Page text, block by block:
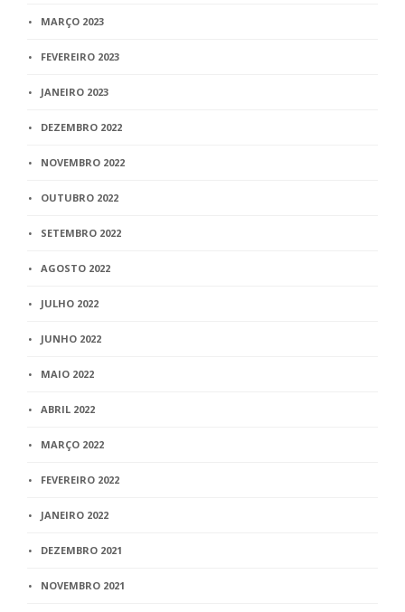
MARÇO 2023
FEVEREIRO 2023
JANEIRO 2023
DEZEMBRO 2022
NOVEMBRO 2022
OUTUBRO 2022
SETEMBRO 2022
AGOSTO 2022
JULHO 2022
JUNHO 2022
MAIO 2022
ABRIL 2022
MARÇO 2022
FEVEREIRO 2022
JANEIRO 2022
DEZEMBRO 2021
NOVEMBRO 2021